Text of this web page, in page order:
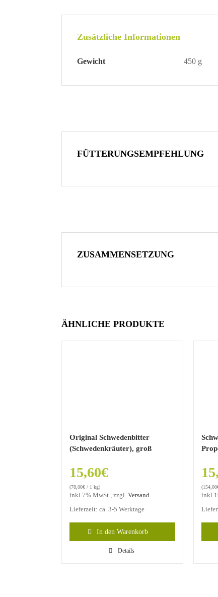
Zusätzliche Informationen
Gewicht 450 g
FÜTTERUNGSEMPFEHLUNG
ZUSAMMENSETZUNG
ÄHNLICHE PRODUKTE
Original Schwedenbitter
(Schwedenkräuter), groß
15,60€
(78,00€ / 1 kg)
inkl 7% MwSt., zzgl. Versand
Lieferzeit: ca. 3-5 Werktage
In den Warenkorb
Details
(154,00
inkl